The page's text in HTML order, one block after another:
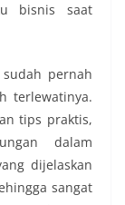
bisnis saat
pernah
terlewatinya.
tips praktis,
dalam
dijelaskan
sangat